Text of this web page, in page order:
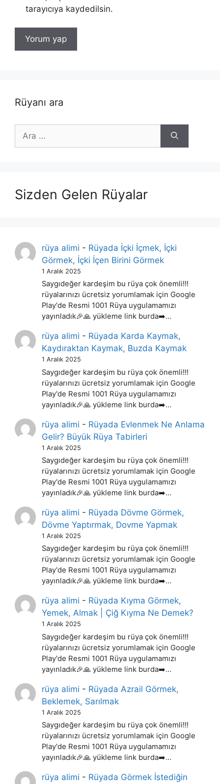
tarayıcıya kaydedilsin.
Rüyanı ara
için
Sizden Gelen Rüyalar
rüya alimi - Rüyada İçki İçmek, İçki
Görmek, İçki İçen Birini Görmek
1 Aralık 2025
Saygıdeğer kardeşim bu rüya çok önemli!!!
rüyalarınızı ücretsiz yorumlamak için Google
Play'de Resmi 1001 Rüya uygulamamızı
yayınladık🎉🙏 yükleme link burda➡️…
rüya alimi - Rüyada Karda Kaymak,
Kaydıraktan Kaymak, Buzda Kaymak
1 Aralık 2025
Saygıdeğer kardeşim bu rüya çok önemli!!!
rüyalarınızı ücretsiz yorumlamak için Google
Play'de Resmi 1001 Rüya uygulamamızı
yayınladık🎉🙏 yükleme link burda➡️…
rüya alimi - Rüyada Evlenmek Ne Anlama
Gelir? Büyük Rüya Tabirleri
1 Aralık 2025
Saygıdeğer kardeşim bu rüya çok önemli!!!
rüyalarınızı ücretsiz yorumlamak için Google
Play'de Resmi 1001 Rüya uygulamamızı
yayınladık🎉🙏 yükleme link burda➡️…
rüya alimi - Rüyada Dövme Görmek,
Dövme Yaptırmak, Dovme Yapmak
1 Aralık 2025
Saygıdeğer kardeşim bu rüya çok önemli!!!
rüyalarınızı ücretsiz yorumlamak için Google
Play'de Resmi 1001 Rüya uygulamamızı
yayınladık🎉🙏 yükleme link burda➡️…
rüya alimi - Rüyada Kıyma Görmek,
Yemek, Almak | Çiğ Kıyma Ne Demek?
1 Aralık 2025
Saygıdeğer kardeşim bu rüya çok önemli!!!
rüyalarınızı ücretsiz yorumlamak için Google
Play'de Resmi 1001 Rüya uygulamamızı
yayınladık🎉🙏 yükleme link burda➡️…
rüya alimi - Rüyada Azrail Görmek,
Beklemek, Sarılmak
1 Aralık 2025
Saygıdeğer kardeşim bu rüya çok önemli!!!
rüyalarınızı ücretsiz yorumlamak için Google
Play'de Resmi 1001 Rüya uygulamamızı
yayınladık🎉🙏 yükleme link burda➡️…
rüya alimi - Rüyada Görmek İstediğin